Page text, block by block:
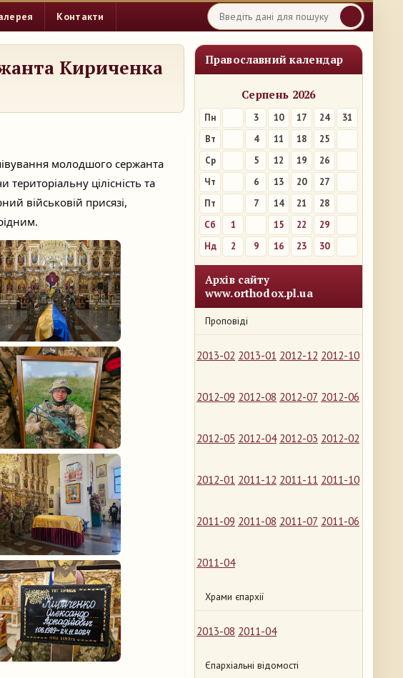
Контакти
Православний календар
Серпень 2026
Пн 3 10 17 24
31
Вт
4 11 18
25
Ср
5 12 19
26
Чт
6 13 20
27
Пт
7 14 21
28
Сб
1 15 22
29
Нд
2 9 16 23 30
Архів сайту
www.orthodox.pl.ua
Проповіді
2013-02 2013-01 2012-12 2012-10
2012-09 2012-08 2012-07 2012-06
2012-05 2012-04 2012-03 2012-02
2012-01 2011-12 2011-11 2011-10
2011-09 2011-08 2011-07 2011-06
2011-04
Храми єпархії
2013-08 2011-04
Єпархіальні відомості
Кириченка
молодшого сержанта
територіальну цілісність та
військовій присязі,